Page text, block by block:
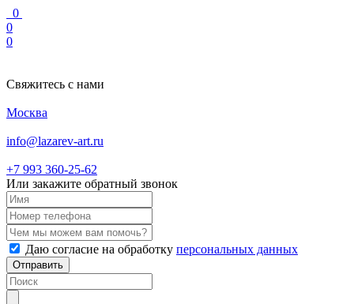
0
0
0
Свяжитесь с нами
Москва
info@lazarev-art.ru
+7 993 360‑25‑62
Или закажите обратный звонок
Даю согласие на обработку персональных данных
Отправить